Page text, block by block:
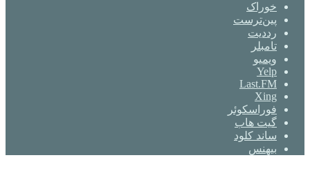
خوراک
‫پین‌ترست
‫رددیت
‫تامبلر
ویمیو
Yelp
Last.FM
Xing
فوراسکوئر
گیت ‌هاب
ساند کلود
بیهنس